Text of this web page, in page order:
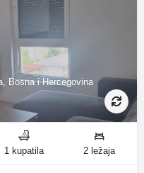
Bosna i Hercegovina
1 kupatila 2 ležaja